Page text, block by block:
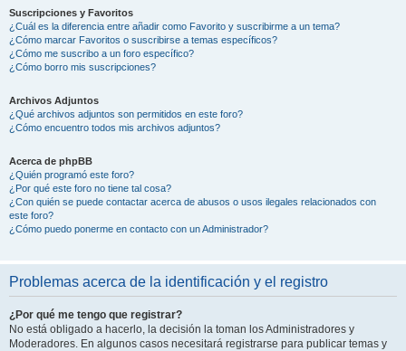
Suscripciones y Favoritos
¿Cuál es la diferencia entre añadir como Favorito y suscribirme a un tema?
¿Cómo marcar Favoritos o suscribirse a temas específicos?
¿Cómo me suscribo a un foro específico?
¿Cómo borro mis suscripciones?
Archivos Adjuntos
¿Qué archivos adjuntos son permitidos en este foro?
¿Cómo encuentro todos mis archivos adjuntos?
Acerca de phpBB
¿Quién programó este foro?
¿Por qué este foro no tiene tal cosa?
¿Con quién se puede contactar acerca de abusos o usos ilegales relacionados con
este foro?
¿Cómo puedo ponerme en contacto con un Administrador?
Problemas acerca de la identificación y el registro
¿Por qué me tengo que registrar?
No está obligado a hacerlo, la decisión la toman los Administradores y
Moderadores. En algunos casos necesitará registrarse para publicar temas y